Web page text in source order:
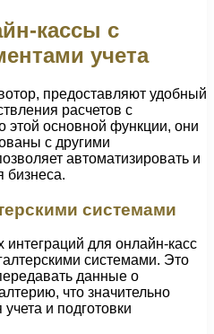
кассы с
учета
предоставляют удобный
расчетов с
этой основной функции, они
с другими
автоматизировать и
бизнеса.
системами
для онлайн-касс
системами. Это
данные о
что значительно
и подготовки